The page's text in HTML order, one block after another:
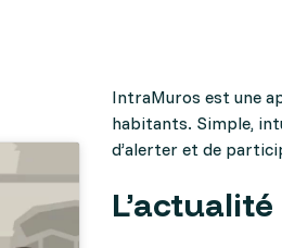
IntraMuros est une
habitants. Simple,
d’alerter et de